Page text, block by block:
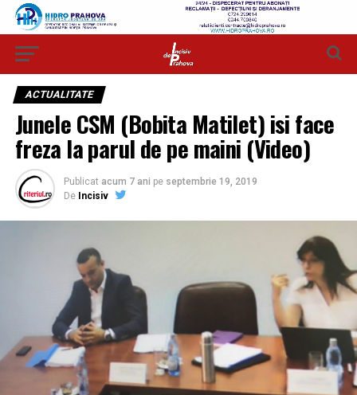
ACTUALITATE
Junele CSM (Bobita Matilet) isi face
freza la parul de pe maini (Video)
Publicat acum 7 ani pe septembrie 19, 2019
De Incisiv